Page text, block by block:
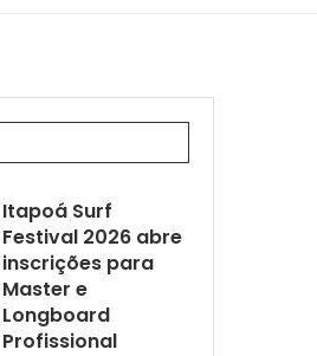
Itapoá Surf
Festival 2026 abre
inscrições para
Master e
Longboard
Profissional